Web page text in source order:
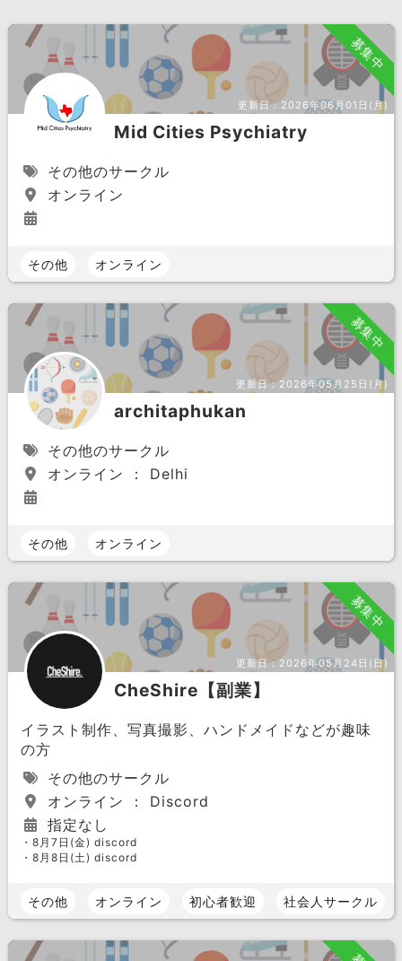
募集中
更新日： 2026年06月01日(月)
Mid Cities Psychiatry
その他のサークル
オンライン
その他 オンライン
募集中
更新日：2026年05月25日(月)
architaphukan
その他のサークル
オンライン ： Delhi
その他 オンライン
募集中
更新日：2026年05月24日(日)
CheShire【副業】
イラスト制作、写真撮影、ハンドメイドなどが趣味
の方
その他のサークル
オンライン ： Discord
指定なし
・8月7日(金) discord
・8月8日(土) discord
その他 オンライン 初心者歓迎 社会人サークル